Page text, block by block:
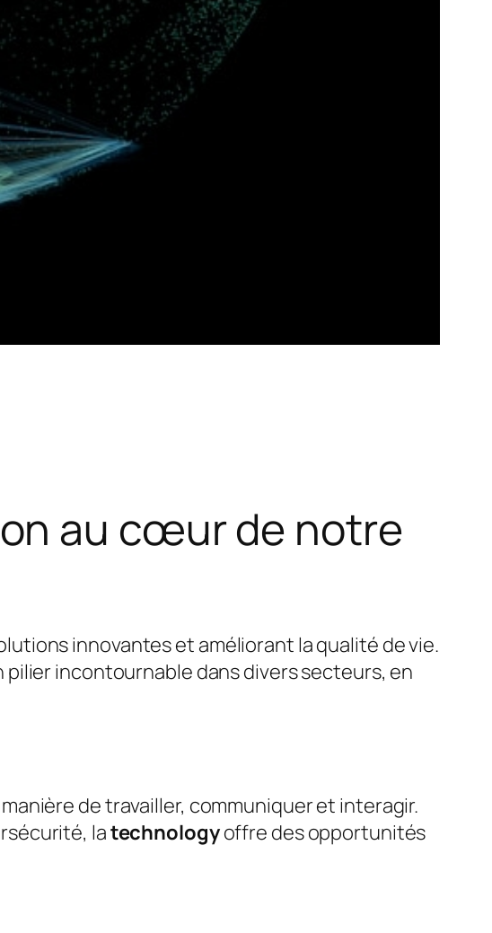
au cœur de notre
innovantes et améliorant la qualité de vie.
incontournable dans divers secteurs, en
de travailler, communiquer et interagir.
latechnologyoffre des opportunités